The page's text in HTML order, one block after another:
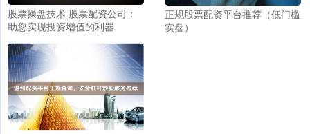
股票操盘技术 股票配资公司：
助您实现投资增值的利器
正规股票配资平台推荐（低门槛
实盘）